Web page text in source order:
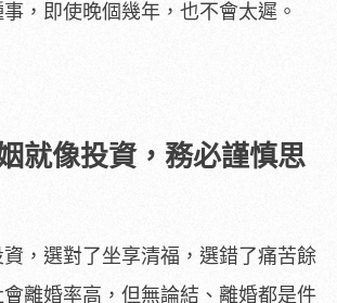
，即使晚個幾年，也不會太遲。
就像投資，務必謹慎思
，選對了坐享清福，選錯了痛苦餘
離婚率高，但無論結、離婚都是件